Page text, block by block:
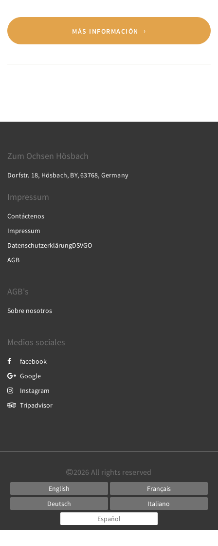
MÁS INFORMACIÓN
Zum Ochsen Hösbach
Dorfstr. 18, Hösbach, BY, 63768, Germany
Impressum
Contáctenos
Impressum
DatenschutzerklärungDSVGO
AGB
AGB's
Sobre nosotros
Medios sociales
facebook
Google
Instagram
Tripadvisor
2026 All rights reserved
English
Français
Deutsch
Italiano
Español
Powered byCanvas